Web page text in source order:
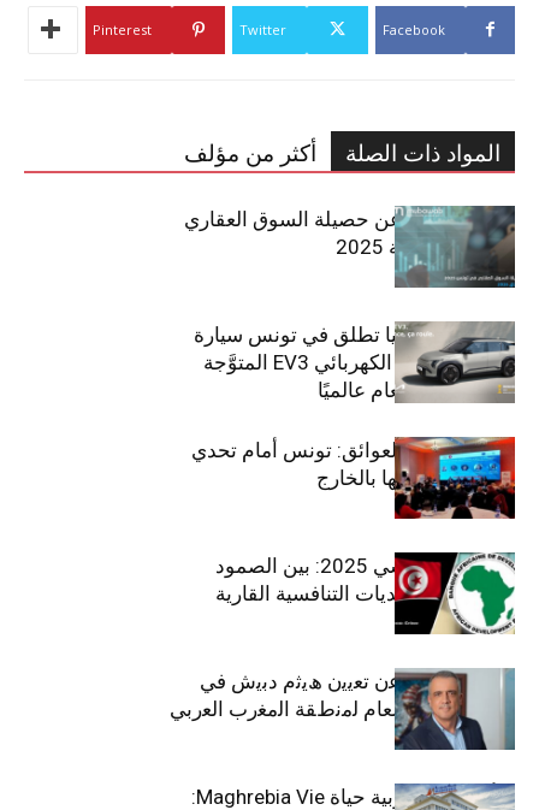
Facebook
Twitter
Pinterest
المواد ذات الصلة أكثر من مؤلف
مبوب تكشف عن حصيلة السوق العقاري
في تونس لسنة 2025
سيتي كارز – كيا تطلق في تونس سيارة
الـدفع الرباعي الكهربائي EV3 المتوَّجة
بلقب سيارة العام عالميًا
بين الطموح والعوائق: تونس أمام تحدي
استعادة كفاءاتها بالخارج
الاقتصاد التونسي 2025: بين الصمود
الاجتماعي وتحديات التنافسية القارية
ﺗﯾﺗرا ﺑﺎك ﺗﻌﻠن ﻋن ﺗﻌﯾﯾن ھﯾﺛم دﺑﯾش ﻓﻲ
ﻣﻧﺻب اﻟﻣدﯾر اﻟﻌﺎم ﻟﻣﻧطﻘﺔ اﻟﻣﻐرب اﻟﻌرﺑﻲ
وﻏرب أﻓرﯾﻘﯾﺎ
التأمينات المغربية حياة Maghrebia Vie: